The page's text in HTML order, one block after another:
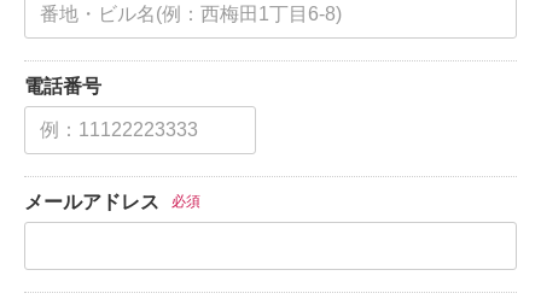
電話番号
メールアドレス 必須